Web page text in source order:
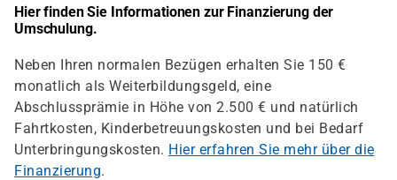
Hier finden Sie Informationen zur Finanzierung der
Umschulung.
Neben Ihren normalen Bezügen erhalten Sie 150 €
monatlich als Weiterbildungsgeld, eine
Abschlussprämie in Höhe von 2.500 € und natürlich
Fahrtkosten, Kinderbetreuungskosten und bei Bedarf
Unterbringungskosten. Hier erfahren Sie mehr über die
Finanzierung.